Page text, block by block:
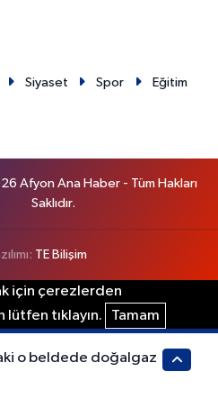
Siyaset Spor
Eğitim
Afyon Ana Haber - Tüm Hakları
Saklıdır.
TE Bilişim
için çerezlerden
lütfen tıklayın.
Tamam
o beldede doğalgaz